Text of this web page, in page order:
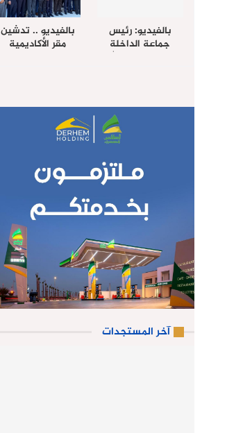
بالفيديو: رئيس
جماعة الداخلة
الراغب حرمة الله
الامريكية
بالفيديو .. تدشين
مقر الأكاديمية
آخر المستجدات